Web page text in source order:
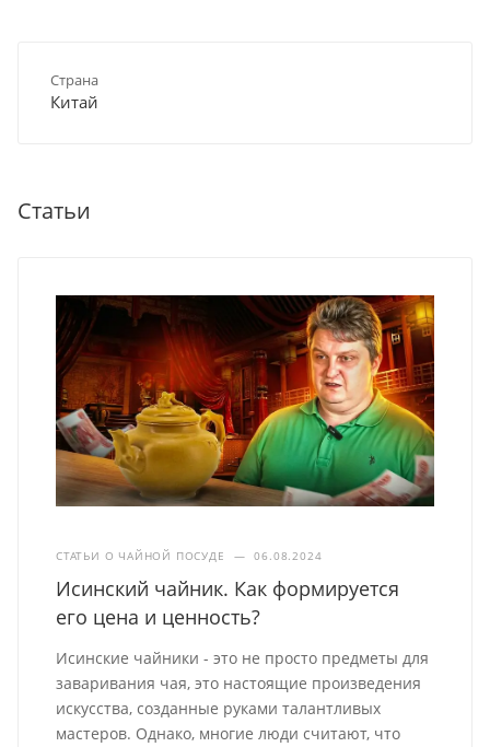
Страна
Китай
Статьи
СТАТЬИ О ЧАЙНОЙ ПОСУДЕ — 06.08.2024
Исинский чайник. Как формируется
его цена и ценность?
Исинские чайники - это не просто предметы для
заваривания чая, это настоящие произведения
искусства, созданные руками талантливых
мастеров. Однако, многие люди считают, что